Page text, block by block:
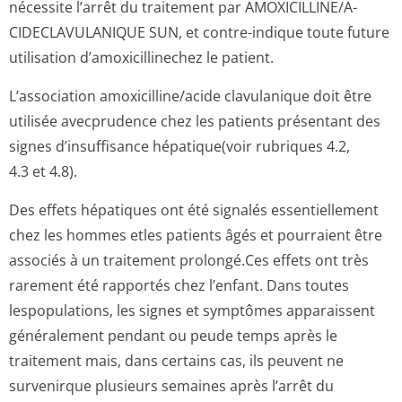
nécessite l’arrêt du traitement par AMOXICILLINE/A­
CIDECLAVULANI­QUE SUN, et contre-indique toute future
utilisation d’amoxicillinechez le patient.
L’association amoxicilline/acide clavulanique doit être
utilisée avecprudence chez les patients présentant des
signes d’insuffisance hépatique(voir rubriques 4.2,
4.3 et 4.8).
Des effets hépatiques ont été signalés essentiellement
chez les hommes etles patients âgés et pourraient être
associés à un traitement prolongé.Ces effets ont très
rarement été rapportés chez l’enfant. Dans toutes
lespopulations, les signes et symptômes apparaissent
généralement pendant ou peude temps après le
traitement mais, dans certains cas, ils peuvent ne
survenirque plusieurs semaines après l’arrêt du